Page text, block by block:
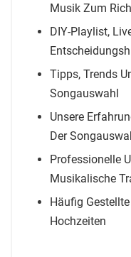
Musik Zum
DIY-Playlist,
Tipps, Trends
Songauswahl
Unsere
Der
Professionelle
Musikalische
Häufig
Hochzeiten